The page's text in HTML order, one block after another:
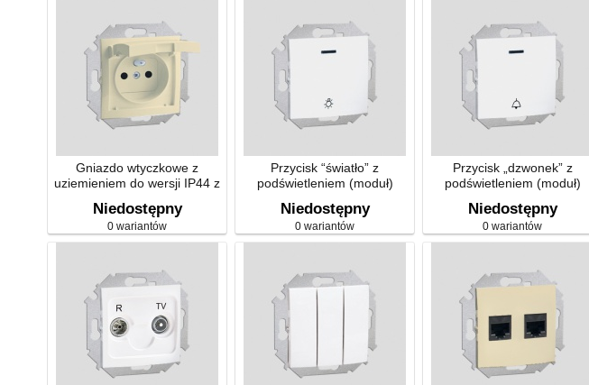
Gniazdo wtyczkowe z
uziemieniem do wersji IP44 z
prądowych (moduł)
Niedostępny
0 wariantów
Przycisk “światło” z
podświetleniem (moduł)
Niedostępny
0 wariantów
Przycisk „dzwonek” z
podświetleniem (moduł)
Niedostępny
0 wariantów